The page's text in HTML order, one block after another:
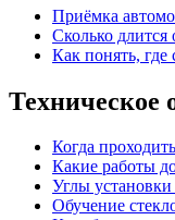
Приёмка
Сколько длится
Как понять, где
Техническое
Когда
Какие работы
Углы установки
Обучение